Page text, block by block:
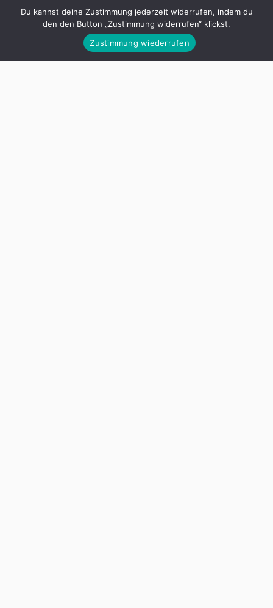
Du kannst deine Zustimmung jederzeit widerrufen, indem du
den den Button „Zustimmung widerrufen“ klickst.
Zustimmung wiederrufen